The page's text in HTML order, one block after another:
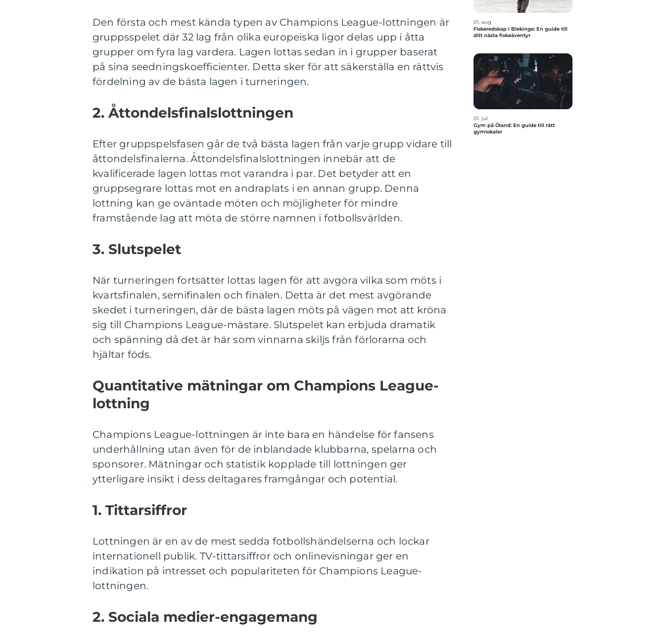
Den första och mest kända typen av Champions League-lottningen är
gruppsspelet där 32 lag från olika europeiska ligor delas upp i åtta
grupper om fyra lag vardera. Lagen lottas sedan in i grupper baserat
på sina seedningskoefficienter. Detta sker för att säkerställa en rättvis
fördelning av de bästa lagen i turneringen.
2. Åttondelsfinalslottningen
Efter gruppspelsfasen går de två bästa lagen från varje grupp vidare till
åttondelsfinalerna. Åttondelsfinalslottningen innebär att de
kvalificerade lagen lottas mot varandra i par. Det betyder att en
gruppsegrare lottas mot en andraplats i en annan grupp. Denna
lottning kan ge oväntade möten och möjligheter för mindre
framstående lag att möta de större namnen i fotbollsvärlden.
3. Slutspelet
När turneringen fortsätter lottas lagen för att avgöra vilka som möts i
kvartsfinalen, semifinalen och finalen. Detta är det mest avgörande
skedet i turneringen, där de bästa lagen möts på vägen mot att kröna
sig till Champions League-mästare. Slutspelet kan erbjuda dramatik
och spänning då det är här som vinnarna skiljs från förlorarna och
hjältar föds.
Quantitative mätningar om Champions League-
lottning
Champions League-lottningen är inte bara en händelse för fansens
underhållning utan även för de inblandade klubbarna, spelarna och
sponsorer. Mätningar och statistik kopplade till lottningen ger
ytterligare insikt i dess deltagares framgångar och potential.
1. Tittarsiffror
Lottningen är en av de mest sedda fotbollshändelserna och lockar
internationell publik. TV-tittarsiffror och onlinevisningar ger en
indikation på intresset och populariteten för Champions League-
lottningen.
2. Sociala medier-engagemang
01. aug
Fiskeredskap i Blekinge: En guide till
ditt nästa fiskeäventyr
01. jul
Gym på Öland: En guide till rätt
gymlokaler